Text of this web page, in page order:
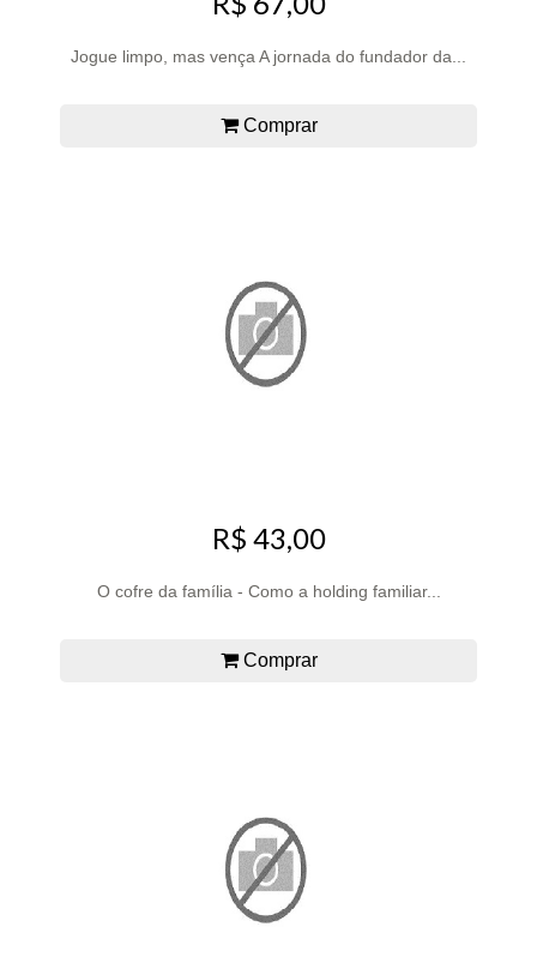
Jogue limpo, mas vença A jornada do fundador da...
Comprar
R$ 43,00
O cofre da família - Como a holding familiar...
Comprar